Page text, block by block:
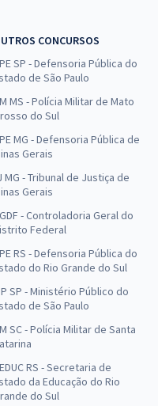
CONCURSOS
SP - Defensoria Pública do
de São Paulo
MS - Polícia Militar de Mato
do Sul
MG - Defensoria Pública de
Gerais
MG - Tribunal de Justiça de
Gerais
- Controladoria Geral do
Federal
RS - Defensoria Pública do
do Rio Grande do Sul
SP - Ministério Público do
de São Paulo
SC - Polícia Militar de Santa
RS - Secretaria de
da Educação do Rio
do Sul